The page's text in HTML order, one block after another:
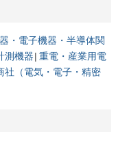
・電子機器・半導体関
測機器 重電・産業用電
社（電気・電子・精密